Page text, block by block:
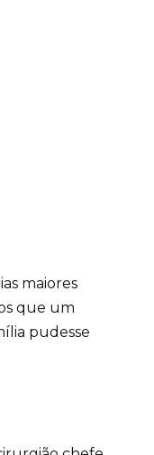
maiores
que um
pudesse